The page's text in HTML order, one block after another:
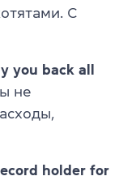
С
you back all
не
holder for